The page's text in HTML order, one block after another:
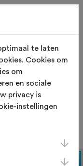
te laten
Cookies om
om
en sociale
privacy is
instellingen